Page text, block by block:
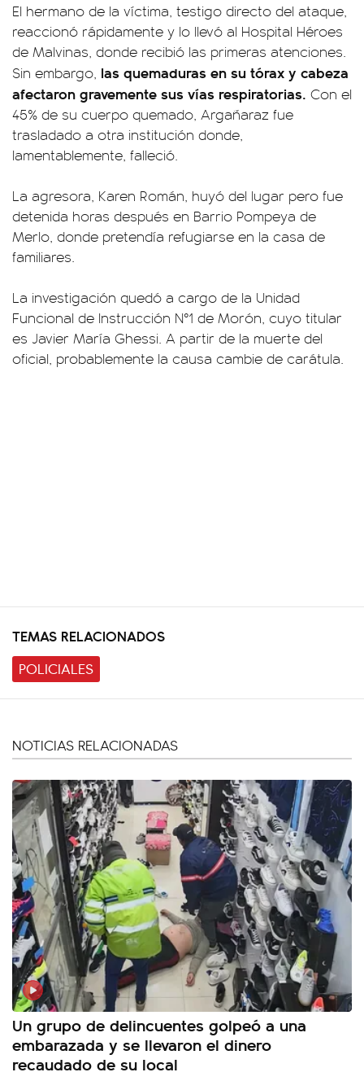
El hermano de la víctima, testigo directo del ataque,
reaccionó rápidamente y lo llevó al Hospital Héroes
de Malvinas, donde recibió las primeras atenciones.
Sin embargo, las quemaduras en su tórax y cabeza
afectaron gravemente sus vías respiratorias. Con el
45% de su cuerpo quemado, Argañaraz fue
trasladado a otra institución donde,
lamentablemente, falleció.
La agresora, Karen Román, huyó del lugar pero fue
detenida horas después en Barrio Pompeya de
Merlo, donde pretendía refugiarse en la casa de
familiares.
La investigación quedó a cargo de la Unidad
Funcional de Instrucción N°1 de Morón, cuyo titular
es Javier María Ghessi. A partir de la muerte del
oficial, probablemente la causa cambie de carátula.
TEMAS RELACIONADOS
POLICIALES
NOTICIAS RELACIONADAS
Un grupo de delincuentes golpeó a una
embarazada y se llevaron el dinero
recaudado de su local